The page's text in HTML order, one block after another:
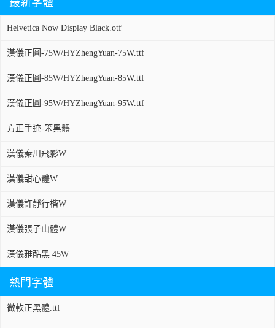
最新字體
Helvetica Now Display Black.otf
漢儀正圓-75W/HYZhengYuan-75W.ttf
漢儀正圓-85W/HYZhengYuan-85W.ttf
漢儀正圓-95W/HYZhengYuan-95W.ttf
方正手迹-笨黑體
漢儀秦川飛影W
漢儀甜心體W
漢儀許靜行楷W
漢儀張子山體W
漢儀雅酷黑 45W
熱門字體
微軟正黑體.ttf